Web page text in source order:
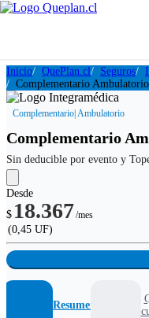
Inicio QuePlan.cl Seguros
Complementario
Complementario | Ambulatorio
Complementario
Sin deducible por evento y
Desde
$ 18.367/mes
(0,45 UF)
Resumen